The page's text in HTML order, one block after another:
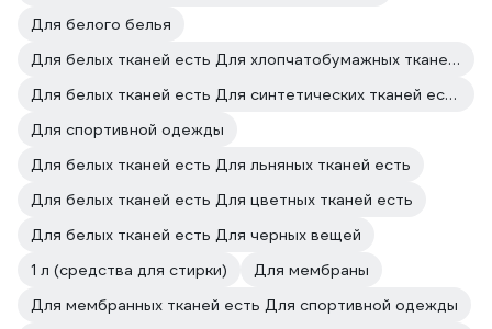
Для белого белья
Для белых тканей есть Для хлопчатобумажных тканей есть
Для белых тканей есть Для синтетических тканей есть
Для спортивной одежды
Для белых тканей есть Для льняных тканей есть
Для белых тканей есть Для цветных тканей есть
Для белых тканей есть Для черных вещей
1 л (средства для стирки)
Для мембраны
Для мембранных тканей есть Для спортивной одежды